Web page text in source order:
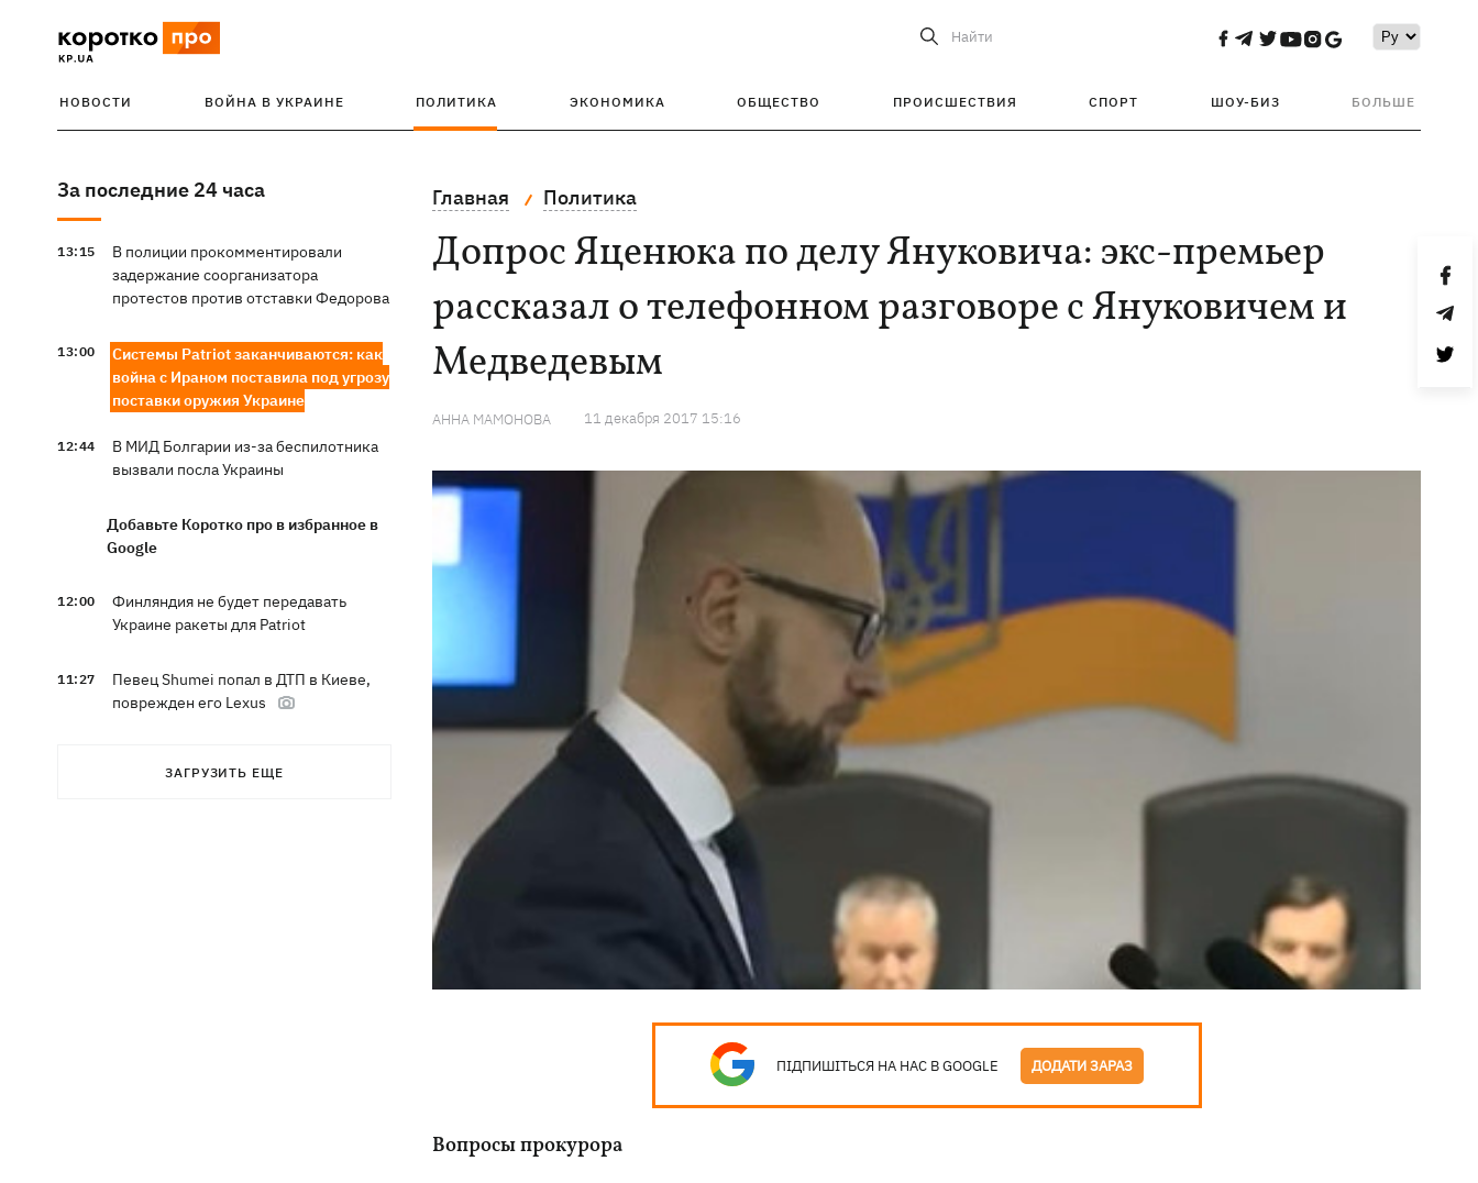
Найти
НОВОСТИ ВОЙНА В УКРАИНЕ ПОЛИТИКА ЭКОНОМИКА ОБЩЕСТВО ПРОИСШЕСТВИЯ СПОРТ ШОУ-БИЗ БОЛЬШЕ
За последние 24 часа
13:15
В полиции прокомментировали
задержание соорганизатора
протестов против отставки Федорова
13:00
Системы Patriot заканчиваются: как
война с Ираном поставила под угрозу
поставки оружия Украине
12:44
В МИД Болгарии из-за беспилотника
вызвали посла Украины
Добавьте Коротко про в избранное в
Google
12:00
Финляндия не будет передавать
Украине ракеты для Patriot
11:27
Певец Shumei попал в ДТП в Киеве,
поврежден его Lexus
летие объявил, что написал
ЗАГРУЗИТЬ ЕЩЕ
Главная Политика
Допрос Яценюка по делу Януковича: экс-премьер
рассказал о телефонном разговоре с Януковичем и
Медведевым
АННА МАМОНОВА 11 декабря 2017 15:16
ПІДПИШІТЬСЯ НА НАС В GOOGLE ДОДАТИ ЗАРАЗ
Вопросы прокурора